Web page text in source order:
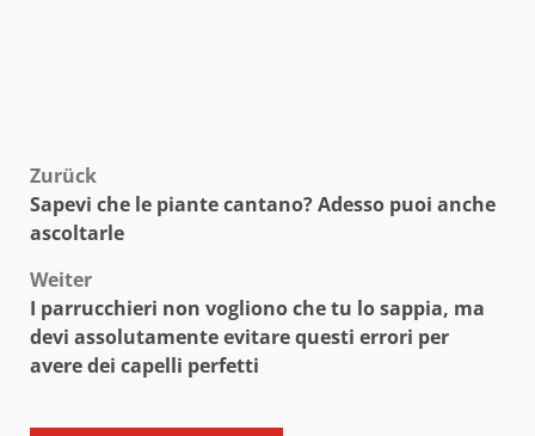
Beitragsnavigation
Zurück
Sapevi che le piante cantano? Adesso puoi anche
ascoltarle
Weiter
I parrucchieri non vogliono che tu lo sappia, ma
devi assolutamente evitare questi errori per
avere dei capelli perfetti